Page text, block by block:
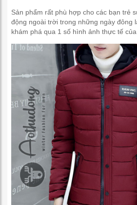
Sản phẩm rất phù hợp cho các bạn trẻ
động ngoài trời trong những ngày đông
khám phá qua 1 số hình ảnh thực tế